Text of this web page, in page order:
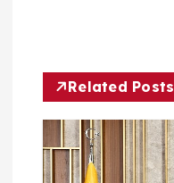
n
m
Related Posts